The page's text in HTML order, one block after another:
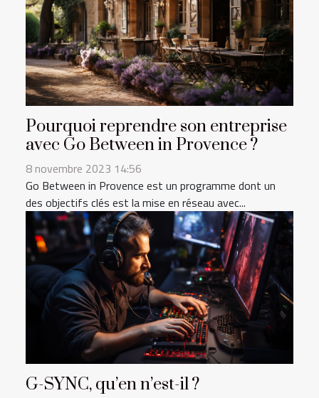
Pourquoi reprendre son entreprise
avec Go Between in Provence ?
8 novembre 2023 14:56
Go Between in Provence est un programme dont un
des objectifs clés est la mise en réseau avec...
G-SYNC, qu’en n’est-il ?